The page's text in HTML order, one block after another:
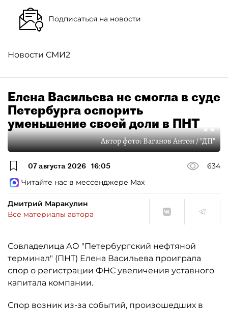
Подписаться на новости
Новости СМИ2
Елена Васильева не смогла в суде
Петербурга оспорить
уменьшение своей доли в ПНТ
Автор фото:Ваганов Антон / "ДП"
07 августа 2026 16:05
634
Читайте нас в мессенджере Max
Дмитрий Маракулин
Все материалы автора
Совладелица АО "Петербургский нефтяной
терминал" (ПНТ) Елена Васильева проиграла
спор о регистрации ФНС увеличения уставного
капитала компании.
Спор возник из-за событий, произошедших в